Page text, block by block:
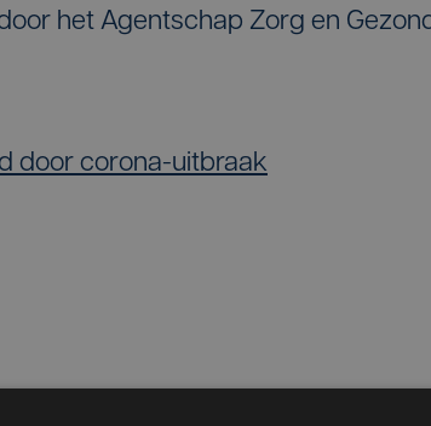
het Agentschap Zorg en
door corona-uitbraak